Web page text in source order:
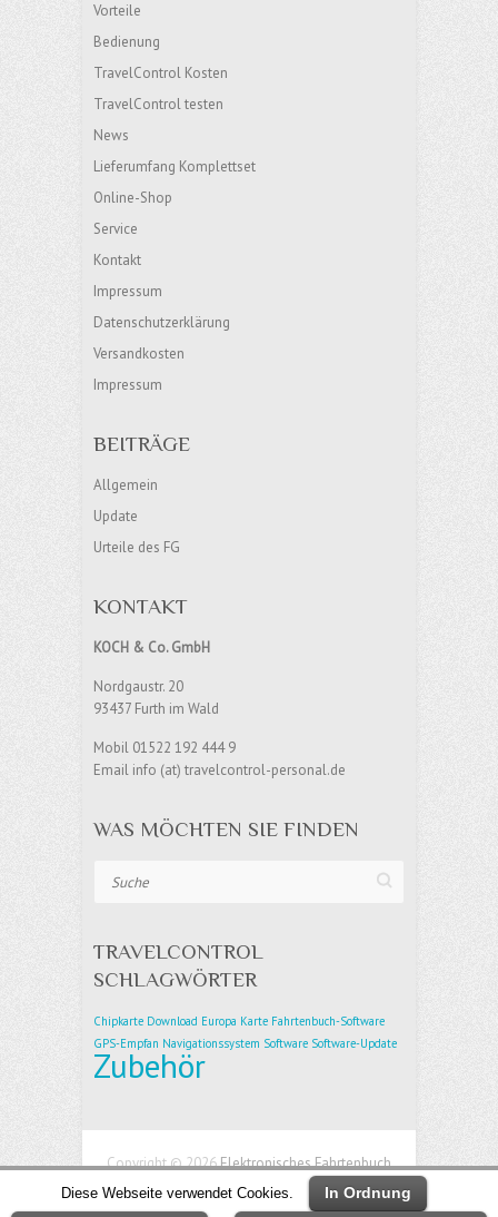
Vorteile
Bedienung
TravelControl Kosten
TravelControl testen
News
Lieferumfang Komplettset
Online-Shop
Service
Kontakt
Impressum
Datenschutzerklärung
Versandkosten
Impressum
BEITRÄGE
Allgemein
Update
Urteile des FG
KONTAKT
KOCH & Co. GmbH
Nordgaustr. 20
93437 Furth im Wald
Mobil 01522 192 444 9
Email info (at) travelcontrol-personal.de
WAS MÖCHTEN SIE FINDEN
TRAVELCONTROL
SCHLAGWÖRTER
Chipkarte Download Europa Karte Fahrtenbuch-Software
GPS-Empfan Navigationssystem Software Software-Update
Zubehör
Copyright © 2026Elektronisches Fahrtenbuch
TravelControl – Simply the Best | Theme von:
Theme Horse | Präsentiert von:WordPress
Diese Webseite verwendet Cookies. In Ordnung